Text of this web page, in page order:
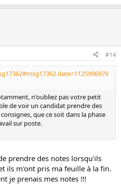
#14
date=1125996979
n'oubliez pas votre petit
de voir un candidat prendre des
que ce soit dans la phase
sur poste.
prendre des notes lorsqu'ils
ils m'ont pris ma feuille à la fin.
je prenais mes notes !!!